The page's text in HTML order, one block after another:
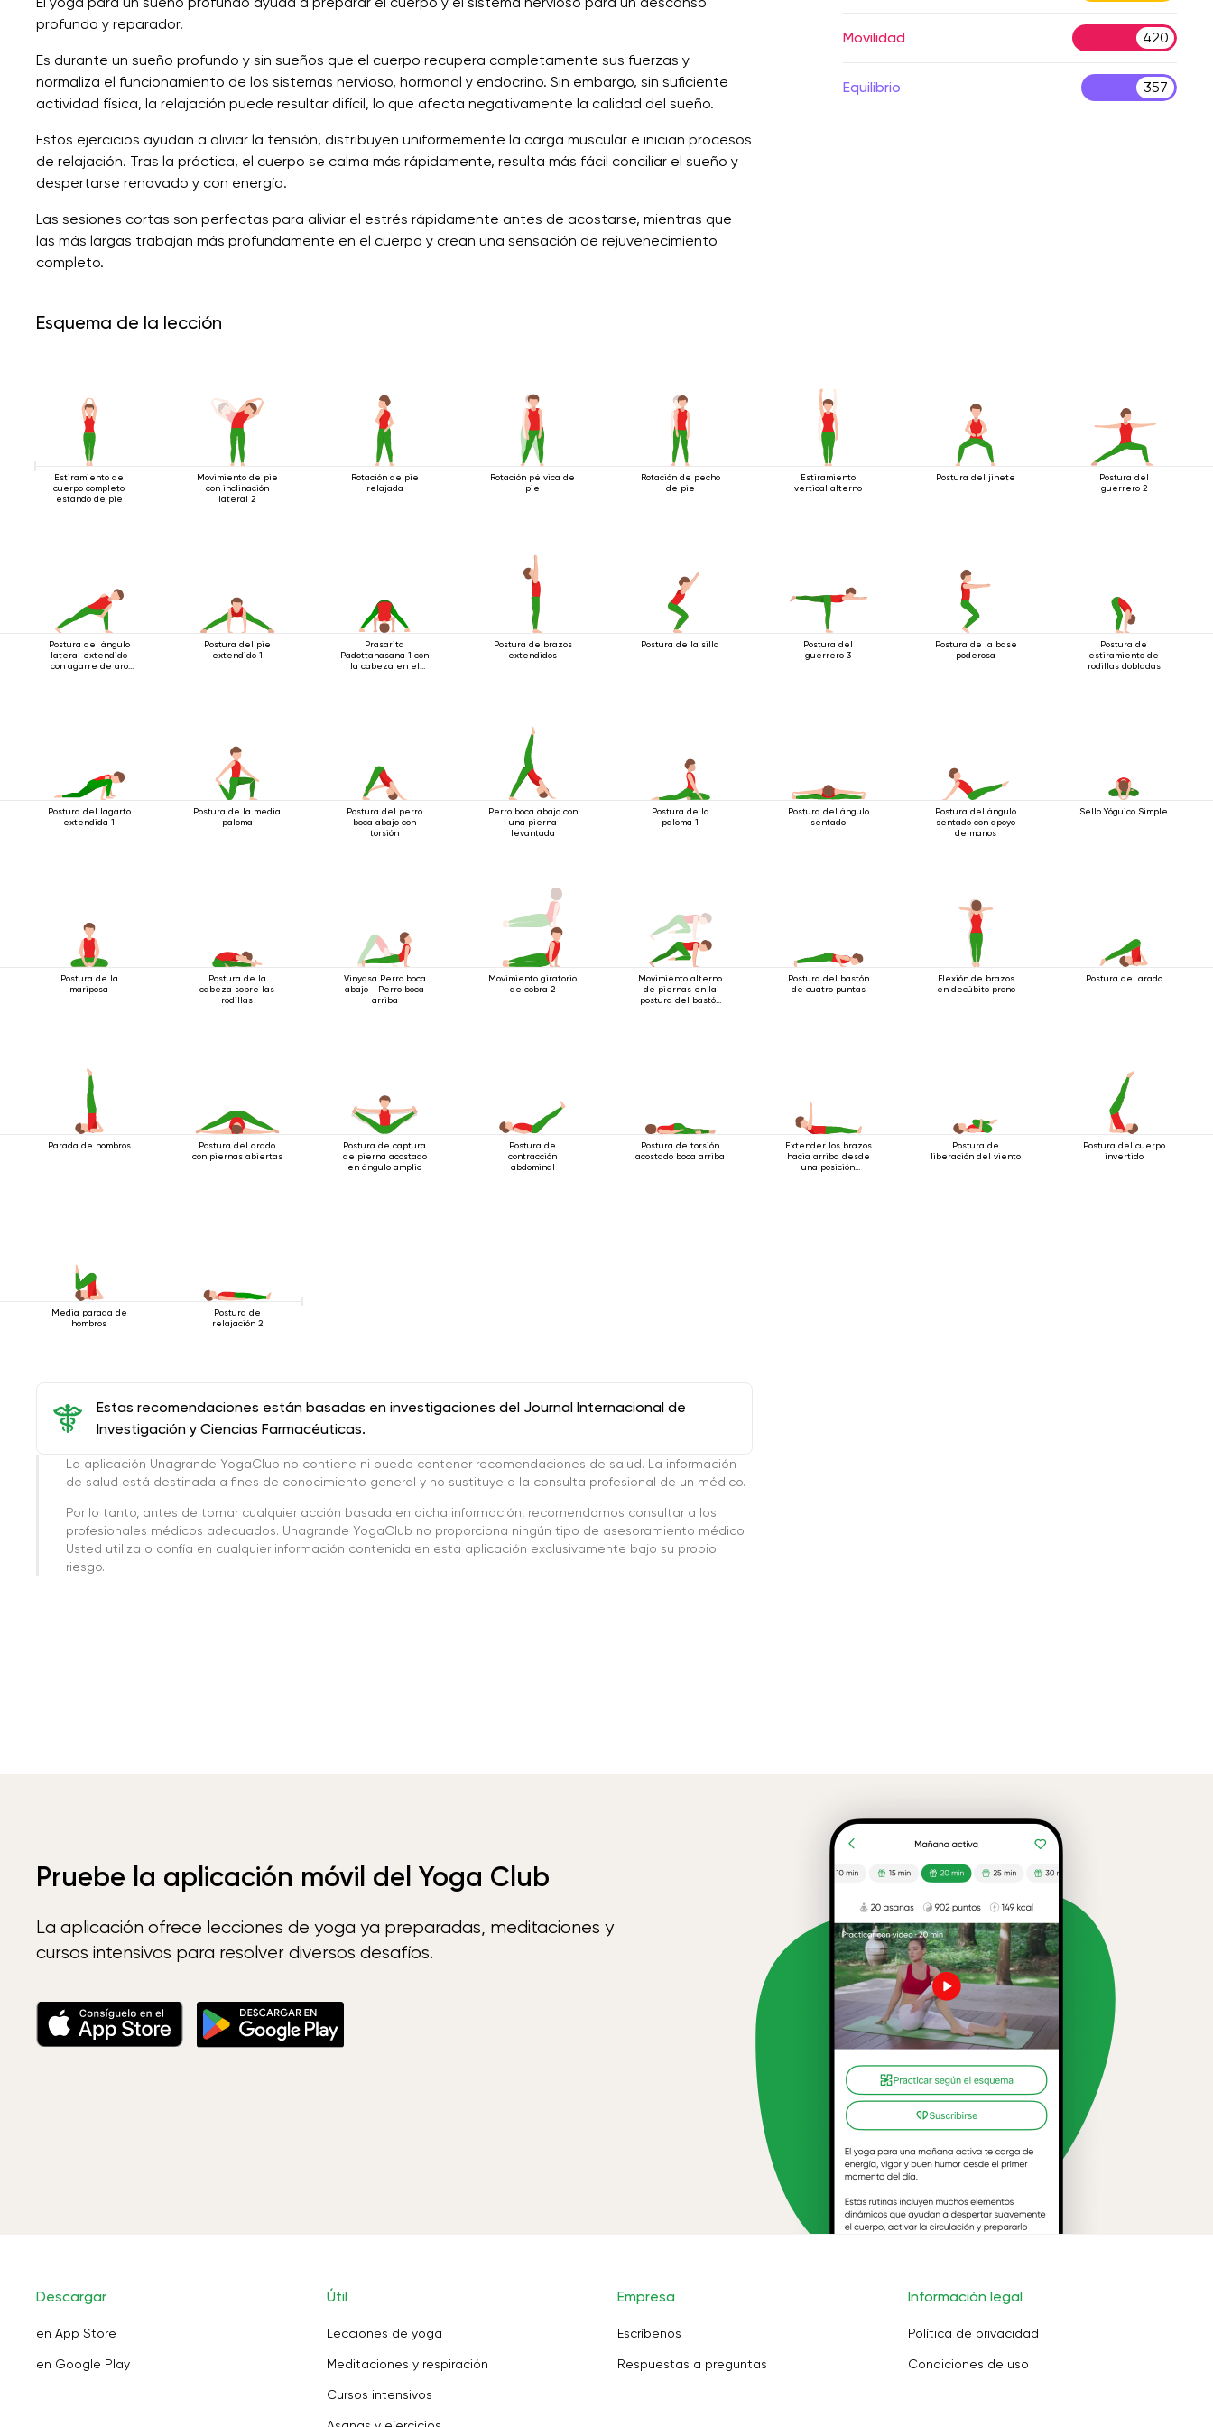
profundo y reparador.
Es durante un sueño profundo y sin sueños que el cuerpo recupera completamente sus fuerzas y
normaliza el funcionamiento de los sistemas nervioso, hormonal y endocrino. Sin embargo, sin suficiente
actividad física, la relajación puede resultar difícil, lo que afecta negativamente la calidad del sueño.
Estos ejercicios ayudan a aliviar la tensión, distribuyen uniformemente la carga muscular e inician procesos
de relajación. Tras la práctica, el cuerpo se calma más rápidamente, resulta más fácil conciliar el sueño y
despertarse renovado y con energía.
Las sesiones cortas son perfectas para aliviar el estrés rápidamente antes de acostarse, mientras que
las más largas trabajan más profundamente en el cuerpo y crean una sensación de rejuvenecimiento
completo.
Movilidad 420
Equilibrio 357
Esquema de la lección
Estiramiento de
cuerpo completo
estando de pie
Movimiento de pie
con inclinación
lateral 2
Rotación de pie
relajada
Rotación pélvica de
pie
Rotación de pecho
de pie
Estiramiento
vertical alterno
Postura del jinete
Postura del
guerrero 2
Postura del ángulo
lateral extendido
con agarre de aro
Postura del pie
extendido 1
Prasarita
Padottanasana 1 con
la cabeza en el
Postura de brazos
extendidos
Postura de la silla
Postura del
guerrero 3
Postura de la base
poderosa
Postura de
estiramiento de
rodillas dobladas
Postura del lagarto
extendida 1
Postura de la media
paloma
Postura del perro
boca abajo con
torsión
Perro boca abajo con
una pierna
levantada
Postura de la
paloma 1
Postura del ángulo
sentado
Postura del ángulo
sentado con apoyo
de manos
Sello Yóguico Simple
Postura de la
mariposa
Postura de la
cabeza sobre las
rodillas
Vinyasa Perro boca
abajo - Perro boca
arriba
Movimiento giratorio
de cobra 2
Movimiento alterno
de piernas en la
postura del bastón
Postura del bastón
de cuatro puntas
Flexión de brazos
en decúbito prono
Postura del arado
Parada de hombros
Postura del arado
con piernas abiertas
Postura de captura
de pierna acostado
en ángulo amplio
Postura de
contracción
abdominal
Postura de torsión
acostado boca arriba
Extender los brazos
hacia arriba desde
una posición
Postura de
liberación del viento
Postura del cuerpo
invertido
Media parada de
hombros
Postura de
relajación 2
Estas recomendaciones están basadas en investigaciones del Journal Internacional de
Investigación y Ciencias Farmacéuticas.
La aplicación Unagrande YogaClub no contiene ni puede contener recomendaciones de salud. La información
de salud está destinada a fines de conocimiento general y no sustituye a la consulta profesional de un médico.
Por lo tanto, antes de tomar cualquier acción basada en dicha información, recomendamos consultar a los
profesionales médicos adecuados. Unagrande YogaClub no proporciona ningún tipo de asesoramiento médico.
Usted utiliza o confía en cualquier información contenida en esta aplicación exclusivamente bajo su propio
riesgo.
Pruebe la aplicación móvil del Yoga Club
La aplicación ofrece lecciones de yoga ya preparadas, meditaciones y
cursos intensivos para resolver diversos desafíos.
Descargar
en App Store
en Google Play
Útil
Lecciones de yoga
Meditaciones y respiración
Cursos intensivos
Empresa
Escríbenos
Respuestas a preguntas
Información legal
Política de privacidad
Condiciones de uso